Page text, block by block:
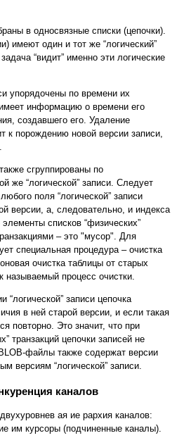
в односвязные списки (цепочки).
имеют один и тот же “логический”
“видит” именно эти логические
упорядочены по времени их
информацию о времени его
создавшего его. Удаление
к порождению новой версии записи,
сгруппированы по
же “логической” записи. Следует
поля “логической” записи
версии, а, следовательно, и индекса
списков “физических”
– это "мусор". Для
специальная процедура – очистка
очистка таблицы от старых
называемый процесс очистки.
записи цепочка
в ней старой версии, и если такая
повторно. Это значит, что при
транзакций цепочки записей не
файлы также содержат версии
версиям “логической” записи.
каналов
ая ие рархия каналов:
им курсоры (подчиненные каналы).